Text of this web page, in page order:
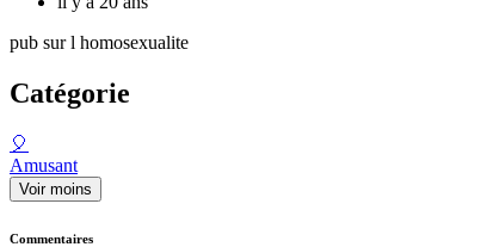
pub sur l homosexualite
Catégorie
🎈
Amusant
Voir moins
Commentaires